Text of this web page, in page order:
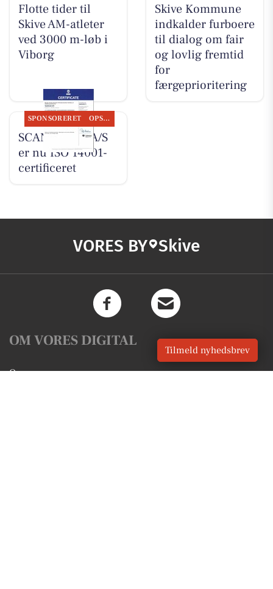
Flotte tider til
Skive AM-atleter
ved 3000 m-løb i
Viborg
Skive Kommune
indkalder furboere
til dialog om fair
og lovlig fremtid
for
færgeprioritering
SPONSORERET OPSLAGSTAVLEN
SCANTRUCK A/S
er nu ISO 14001-
certificeret
VORES BY Skive
OM VORES DIGITAL
Om os
Tilmeld nyhedsbrev